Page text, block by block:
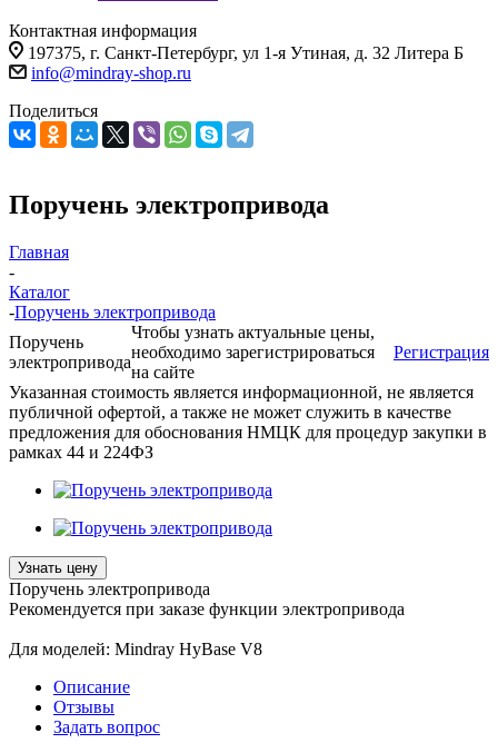
Контактная информация
197375, г. Санкт-Петербург, ул 1-я Утиная, д. 32 Литера Б
info@mindray-shop.ru
Поделиться
Поручень электропривода
Главная
-
Каталог
-Поручень электропривода
Поручень
электропривода
Чтобы узнать актуальные цены,
необходимо зарегистрироваться
на сайте
Регистрация
Указанная стоимость является информационной, не является
публичной офертой, а также не может служить в качестве
предложения для обоснования НМЦК для процедур закупки в
рамках 44 и 224ФЗ
Узнать цену
Поручень электропривода
Рекомендуется при заказе функции электропривода
Для моделей: Mindray HyBase V8
Описание
Отзывы
Задать вопрос